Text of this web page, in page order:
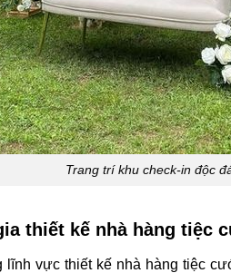
Trang trí khu check-in độc
thiết kế nhà hàng tiệc
lĩnh vực thiết kế nhà hàng tiệc